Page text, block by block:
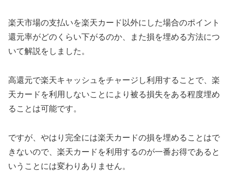
楽天市場の支払いを楽天カード以外にした場合のポイント
還元率がどのくらい下がるのか、また損を埋める方法につ
いて解説をしました。
高還元で楽天キャッシュをチャージし利用することで、楽
天カードを利用しないことにより被る損失をある程度埋め
ることは可能です。
ですが、やはり完全には楽天カードの損を埋めることはで
きないので、楽天カードを利用するのが一番お得であると
いうことには変わりありません。